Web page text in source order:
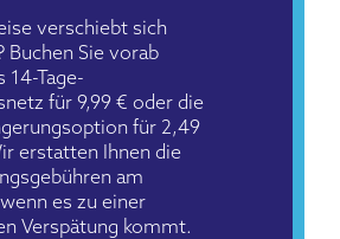
verschiebt sich
Buchen Sie vorab
14-Tage-
für 9,99 € oder die
für 2,49
erstatten Ihnen die
am
es zu einer
Verspätung kommt.